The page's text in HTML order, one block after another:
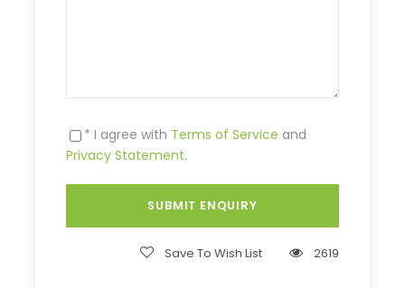
* I agree with Terms of Service and
Privacy Statement.
Save To Wish List 2619